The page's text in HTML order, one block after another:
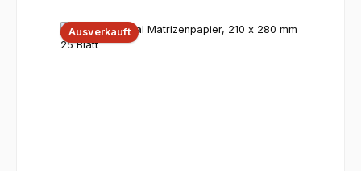
Ausverkauft